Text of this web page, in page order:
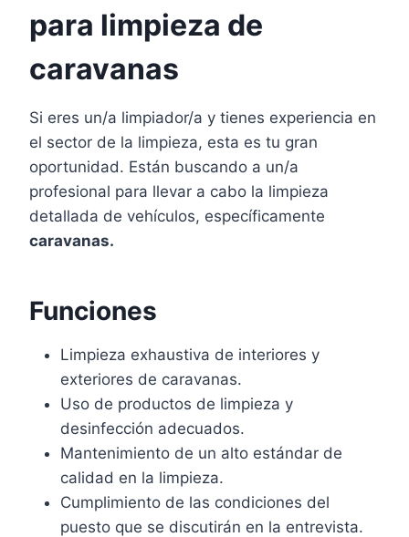
para limpieza de
caravanas
Si eres un/a limpiador/a y tienes experiencia en
el sector de la limpieza, esta es tu gran
oportunidad. Están buscando a un/a
profesional para llevar a cabo la limpieza
detallada de vehículos, específicamente
caravanas.
Funciones
Limpieza exhaustiva de interiores y
exteriores de caravanas.
Uso de productos de limpieza y
desinfección adecuados.
Mantenimiento de un alto estándar de
calidad en la limpieza.
Cumplimiento de las condiciones del
puesto que se discutirán en la entrevista.